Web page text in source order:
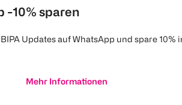
-10% sparen
Updates auf WhatsApp und spare 10%
Mehr Informationen